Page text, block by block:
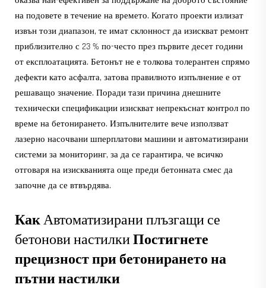
на подовете в течение на времето. Когато проекти излизат
извън този диапазон, те имат склонност да изискват ремонт
приблизително с 23 % по-често през първите десет години
от експлоатацията. Бетонът не е толкова толерантен спрямо
дефекти като асфалта, затова правилното изпълнение е от
решаващо значение. Поради тази причина днешните
технически спецификации изискват непрекъснат контрол по
време на бетонирането. Изпълнителите вече използват
лазерно насочвани шперплатови машини и автоматизирани
системи за мониторинг, за да се гарантира, че всичко
отговаря на изискванията още преди бетонната смес да
започне да се втвърдява.
КакАвтоматизирани плъзгащи се
бетонови настилкиПостигнете
прецизност при бетонирането на
пътни настилки